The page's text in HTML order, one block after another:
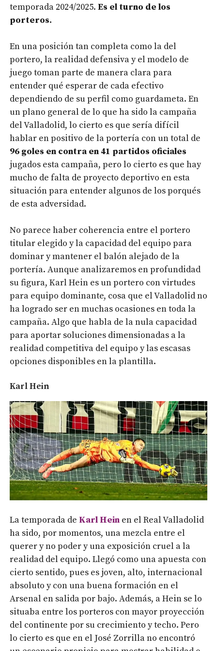
temporada 2024/2025. Es el turno de los
porteros.
En una posición tan completa como la del
portero, la realidad defensiva y el modelo de
juego toman parte de manera clara para
entender qué esperar de cada efectivo
dependiendo de su perfil como guardameta. En
un plano general de lo que ha sido la campaña
del Valladolid, lo cierto es que sería difícil
hablar en positivo de la portería con un total de
96 goles en contra en 41 partidos oficiales
jugados esta campaña, pero lo cierto es que hay
mucho de falta de proyecto deportivo en esta
situación para entender algunos de los porqués
de esta adversidad.
No parece haber coherencia entre el portero
titular elegido y la capacidad del equipo para
dominar y mantener el balón alejado de la
portería. Aunque analizaremos en profundidad
su figura, Karl Hein es un portero con virtudes
para equipo dominante, cosa que el Valladolid no
ha logrado ser en muchas ocasiones en toda la
campaña. Algo que habla de la nula capacidad
para aportar soluciones dimensionadas a la
realidad competitiva del equipo y las escasas
opciones disponibles en la plantilla.
Karl Hein
La temporada de Karl Hein en el Real Valladolid
ha sido, por momentos, una mezcla entre el
querer y no poder y una exposición cruel a la
realidad del equipo. Llegó como una apuesta con
cierto sentido, pues es joven, alto, internacional
absoluto y con una buena formación en el
Arsenal en salida por bajo. Además, a Hein se lo
situaba entre los porteros con mayor proyección
del continente por su crecimiento y techo. Pero
lo cierto es que en el José Zorrilla no encontró